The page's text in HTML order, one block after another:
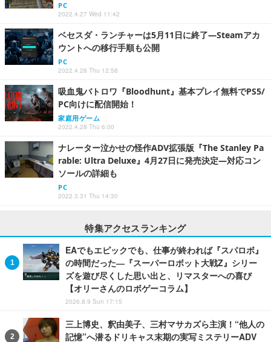
PC
2022.4.27 Wed 11:42
ベセスダ・ランチャーは5月11日に終了―Steamアカ
ウントへの移行手順も公開
PC
2022.4.28 Thu 12:58
吸血鬼バトロワ『Bloodhunt』基本プレイ無料でPS5/
PC向けに配信開始！
家庭用ゲーム
2022.4.28 Thu 6:00
ナレーター泣かせの怪作ADV拡張版『The Stanley Pa
rable: Ultra Deluxe』4月27日に発売決定―対応コン
ソールの詳細も
PC
2022.3.31 Thu 14:30
特集アクセスランキング
EAでもエピックでも、仕事が終われば『スパロボ』
の時間だった―『スーパーロボット大戦Z』シリー
ズを遊び尽くした思い出と、リマスターへの喜び
【オリーさんのロボゲーコラム】
2026.8.9 Sun 17:15
三上博史、釈由美子、三村マサカズら主演！“他人の
記憶”へ潜るドリキャス末期の実写ミステリーADV